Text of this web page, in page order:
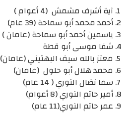
آية أشرف مشمش (4 أعوام )
أحمد محمد أبو سماحة (39 عام)
ياسمين أحمد أبو سماحة (عامان )
شفا موسى أبو قطة
معتز بالله سيف البهتيني (عامان)
محمد هلال أبو حلول (عامان)
سما نضال النوري ( 14 عام)
أمير حاتم النوري (8 أعوام)
عمر حاتم النوري(11 عام)